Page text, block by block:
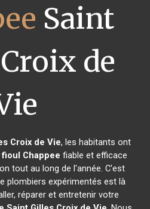
Saint
de
Croix de Vie, les habitants ont
Chappee fiable et efficace
tout au long de l'année. C'est
plombiers expérimentés est là
réparer et entretenir votre